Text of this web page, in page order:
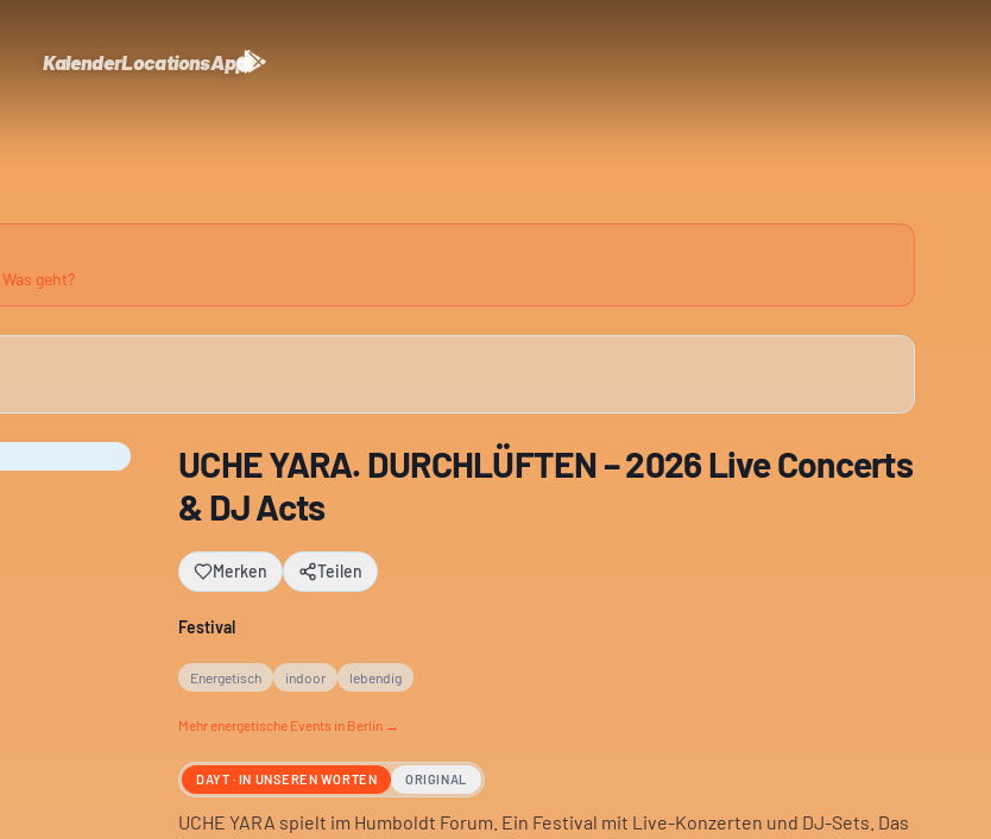
KalenderLocationsApp
Was geht?
UCHE YARA. DURCHLÜFTEN – 2026 Live Concerts
& DJ Acts
Merken Teilen
Festival
Energetisch indoor lebendig
Mehr energetische Events in Berlin →
DAYT · IN UNSEREN WORTEN ORIGINAL
UCHE YARA spielt im Humboldt Forum. Ein Festival mit Live-Konzerten und DJ-Sets. Das